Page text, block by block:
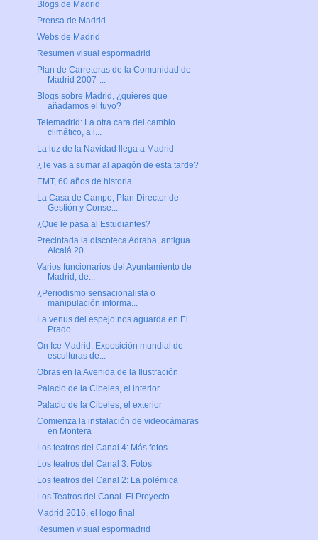
Blogs de Madrid
Prensa de Madrid
Webs de Madrid
Resumen visual espormadrid
Plan de Carreteras de la Comunidad de
Madrid 2007-...
Blogs sobre Madrid, ¿quieres que
añadamos el tuyo?
Telemadrid: La otra cara del cambio
climático, a l...
La luz de la Navidad llega a Madrid
¿Te vas a sumar al apagón de esta tarde?
EMT, 60 años de historia
La Casa de Campo, Plan Director de
Gestión y Conse...
¿Que le pasa al Estudiantes?
Precintada la discoteca Adraba, antigua
Alcalá 20
Varios funcionarios del Ayuntamiento de
Madrid, de...
¿Periodismo sensacionalista o
manipulación informa...
La venus del espejo nos aguarda en El
Prado
On Ice Madrid. Exposición mundial de
esculturas de...
Obras en la Avenida de la Ilustración
Palacio de la Cibeles, el interior
Palacio de la Cibeles, el exterior
Comienza la instalación de videocámaras
en Montera
Los teatros del Canal 4: Más fotos
Los teatros del Canal 3: Fotos
Los teatros del Canal 2: La polémica
Los Teatros del Canal. El Proyecto
Madrid 2016, el logo final
Resumen visual espormadrid